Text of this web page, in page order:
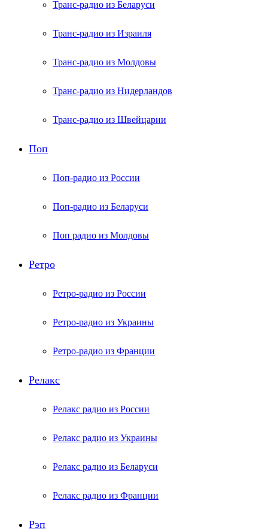
Транс-радио из Беларуси
Транс-радио из Израиля
Транс-радио из Молдовы
Транс-радио из Нидерландов
Транс-радио из Швейцарии
Поп
Поп-радио из России
Поп-радио из Беларуси
Поп радио из Молдовы
Ретро
Ретро-радио из России
Ретро-радио из Украины
Ретро-радио из Франции
Релакс
Релакс радио из России
Релакс радио из Украины
Релакс радио из Беларуси
Релакс радио из Франции
Рэп